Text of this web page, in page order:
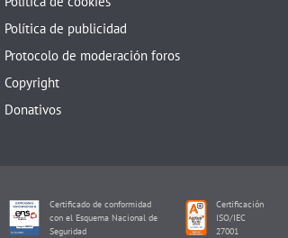
Política de publicidad
Protocolo de moderación foros
Copyright
Donativos
Certificado de conformidad
con el Esquema Nacional de
Seguridad
Certificación
ISO/IEC
27001